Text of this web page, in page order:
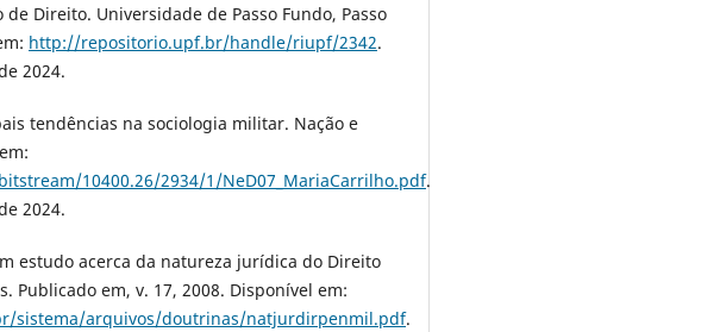
de Direito. Universidade de Passo Fundo, Passo
http://repositorio.upf.br/handle/riupf/2342.
2024.
tendências na sociologia militar. Nação e
10400.26/2934/1/NeD07_MariaCarrilho.pdf.
2024.
estudo acerca da natureza jurídica do Direito
Publicado em, v. 17, 2008. Disponível em:
sistema/arquivos/doutrinas/natjurdirpenmil.pdf.